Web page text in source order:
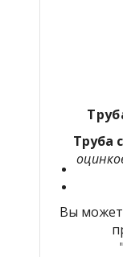
Труба
Вы
"